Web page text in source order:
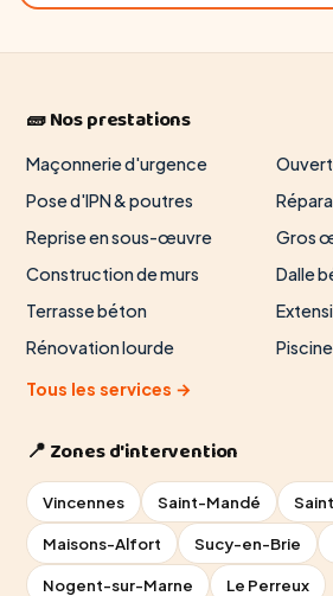
🧱 Nos prestations
Maçonnerie d'urgence
Pose d'IPN & poutres
Reprise en sous-œuvre
Gros
Construction de murs
Dalle
Terrasse béton
Rénovation lourde
Tous les services →
📍 Zones d'intervention
Vincennes Saint-Mandé
Maisons-Alfort Sucy-en-Brie
Nogent-sur-Marne Le Perreux